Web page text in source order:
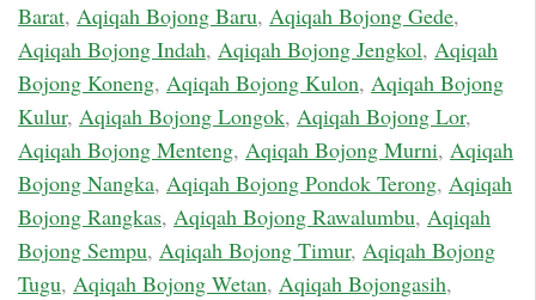
Barat, Aqiqah Bojong Baru, Aqiqah Bojong Gede,
Aqiqah Bojong Indah, Aqiqah Bojong Jengkol, Aqiqah
Bojong Koneng, Aqiqah Bojong Kulon, Aqiqah Bojong
Kulur, Aqiqah Bojong Longok, Aqiqah Bojong Lor,
Aqiqah Bojong Menteng, Aqiqah Bojong Murni, Aqiqah
Bojong Nangka, Aqiqah Bojong Pondok Terong, Aqiqah
Bojong Rangkas, Aqiqah Bojong Rawalumbu, Aqiqah
Bojong Sempu, Aqiqah Bojong Timur, Aqiqah Bojong
Tugu, Aqiqah Bojong Wetan, Aqiqah Bojongasih,